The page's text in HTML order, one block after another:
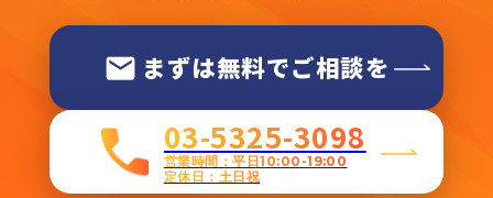
まずは無料でご相談を
03-5325-3098
営業時間：平日10:00-19:00
定休日：土日祝